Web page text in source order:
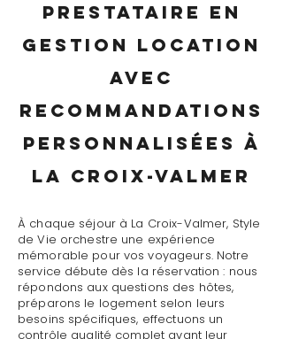
prestataire en
gestion location
avec
recommandations
personnalisées à
La Croix-Valmer
À chaque séjour à La Croix-Valmer, Style
de Vie orchestre une expérience
mémorable pour vos voyageurs. Notre
service débute dès la réservation : nous
répondons aux questions des hôtes,
préparons le logement selon leurs
besoins spécifiques, effectuons un
contrôle qualité complet avant leur